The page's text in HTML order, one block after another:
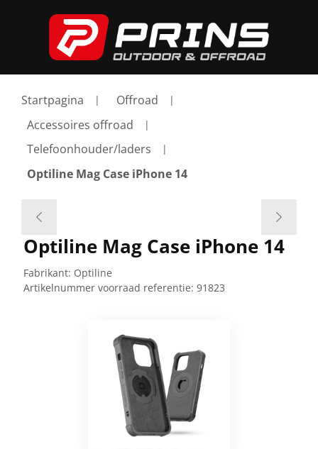
Startpagina
Offroad
Accessoires offroad
Telefoonhouder/laders
Optiline Mag Case iPhone 14
Optiline Mag Case iPhone 14
Fabrikant: Optiline
Artikelnummer voorraad referentie: 91823